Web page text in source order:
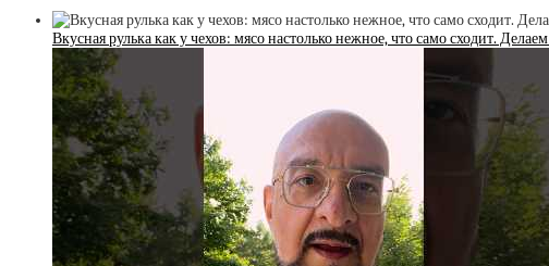
Вкусная рулька как у чехов: мясо настолько нежное, что само сходит.